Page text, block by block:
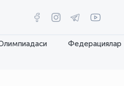
Федерациялар